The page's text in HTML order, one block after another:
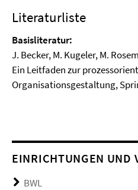
Literaturliste
Basisliteratur:
J. Becker, M. Kugeler, M.
Ein Leitfaden zur
Organisationsgestaltung,
EINRICHTUNGEN UND
BWL